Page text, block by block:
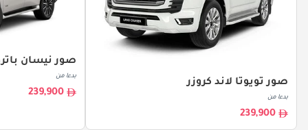
صور تويوتا لاند كروزر
بدءا من
239,900
صور نيسان
بدءا من
239,900